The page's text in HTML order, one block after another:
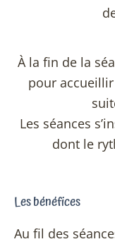
À la fin de la
pour
Les séances
dont le
Les bénéfices
Au fil des